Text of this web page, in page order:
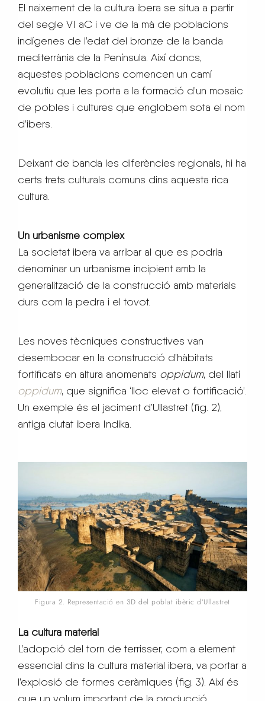
El naixement de la cultura ibera se situa a partir
del segle VI aC i ve de la mà de poblacions
indígenes de l’edat del bronze de la banda
mediterrània de la Península. Així doncs,
aquestes poblacions comencen un camí
evolutiu que les porta a la formació d’un mosaic
de pobles i cultures que englobem sota el nom
d’ibers.
Deixant de banda les diferències regionals, hi ha
certs trets culturals comuns dins aquesta rica
cultura.
Un urbanisme complex
La societat ibera va arribar al que es podria
denominar un urbanisme incipient amb la
generalització de la construcció amb materials
durs com la pedra i el tovot.
Les noves tècniques constructives van
desembocar en la construcció d’hàbitats
fortificats en altura anomenats oppidum, del llatí
oppidum, que significa ‘lloc elevat o fortificació’.
Un exemple és el jaciment d’Ullastret (fig. 2),
antiga ciutat ibera Indika.
Figura 2. Representació en 3D del poblat ibèric d’Ullastret
La cultura material
L’adopció del torn de terrisser, com a element
essencial dins la cultura material ibera, va portar a
l’explosió de formes ceràmiques (fig. 3). Així és
que un volum important de la producció